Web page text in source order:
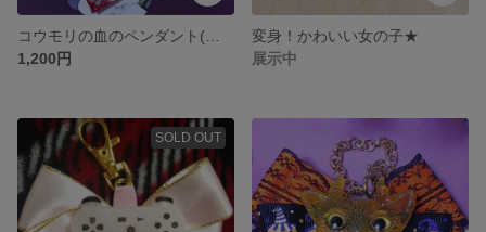
1,200円
変身！かわいい女の子★
展示中
SOLD OUT